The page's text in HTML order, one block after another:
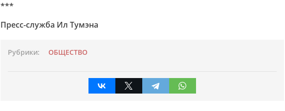
***
Пресс-служба Ил Тумэна
Рубрики: ОБЩЕСТВО